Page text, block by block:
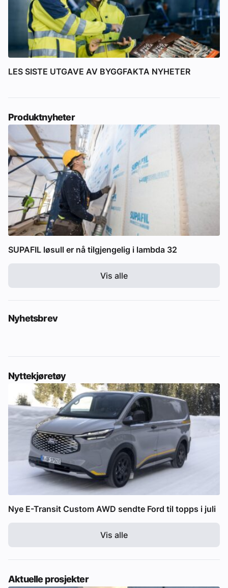
LES SISTE UTGAVE AV BYGGFAKTA NYHETER
Produktnyheter
SUPAFIL løsull er nå tilgjengelig i lambda 32
Vis alle
Nyhetsbrev
Nyttekjøretøy
Nye E-Transit Custom AWD sendte Ford til topps i juli
Vis alle
Aktuelle prosjekter